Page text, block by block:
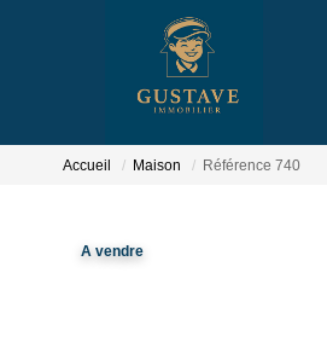
Accueil Maison Référence 740
A vendre